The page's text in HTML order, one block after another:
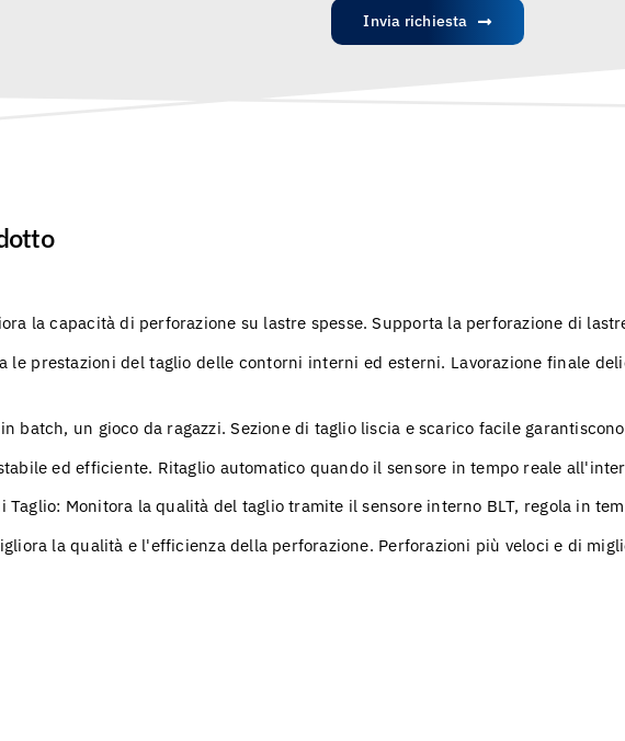
Invia richiesta
la capacità di perforazione su lastre spesse. Supporta la perforazione di
le prestazioni del taglio delle contorni interni ed esterni. Lavorazione finale
batch, un gioco da ragazzi. Sezione di taglio liscia e scarico facile
ed efficiente. Ritaglio automatico quando il sensore in tempo reale
Taglio: Monitora la qualità del taglio tramite il sensore interno BLT, regola in
la qualità e l'efficienza della perforazione. Perforazioni più veloci e di